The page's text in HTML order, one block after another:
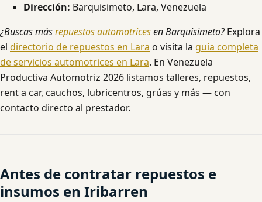
Dirección: Barquisimeto, Lara, Venezuela
¿Buscas másrepuestos automotricesen Barquisimeto?Explora
el directorio de repuestos en Lara o visita la guía completa
de servicios automotrices en Lara. En Venezuela
Productiva Automotriz 2026 listamos talleres, repuestos,
rent a car, cauchos, lubricentros, grúas y más — con
contacto directo al prestador.
Antes de contratar repuestos e
insumos en Iribarren